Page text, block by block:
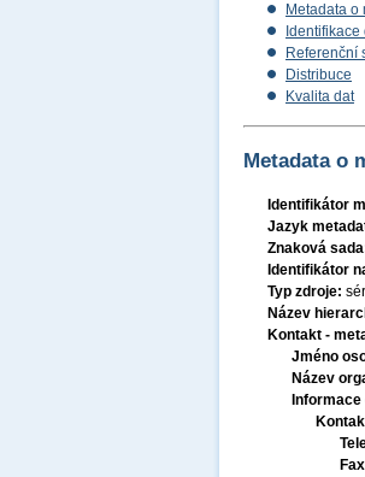
Metadata o
Identifikace
Referenční
Distribuce
Kvalita dat
Metadata o
Identifikátor
Jazyk
Znaková
Identifikátor
Typ zdroje:
Název
Kontakt -
Jméno
Název